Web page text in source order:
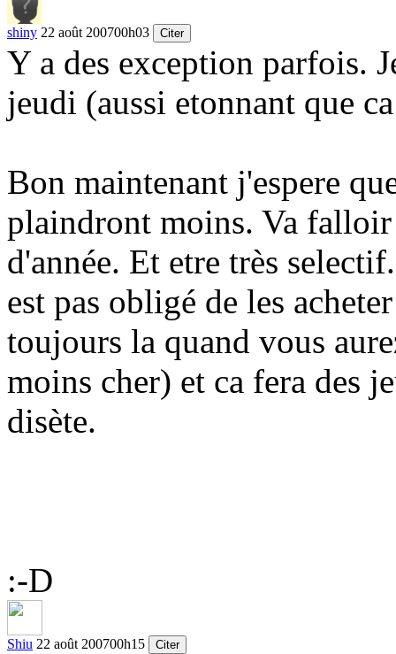
shiny 22 août 200700h03 Citer
Y a des exception parfois.
jeudi (aussi etonnant que
Bon maintenant j'espere
plaindront moins. Va
d'année. Et etre très
est pas obligé de les
toujours la quand vous
moins cher) et ca fera des
disète.
:-D
Shiu 22 août 200700h15 Citer